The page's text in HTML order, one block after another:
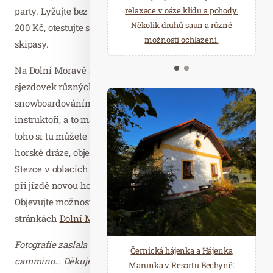
party. Lyžujte bez limitu celý den za openingovou cenu
200 Kč, otestujte si nové lyžařské vybavení a zasoutěžte o
skipasy.
Na Dolní Moravě si užijete více než 10 kilometrů
sjezdovek různých obtížností. S lyžováním a
snowboardováním pomohou speciálně vyškolení
instruktoři, a to malým i velkým začátečníkům. Kromě
toho si tu můžete vyzkoušet jízdu na nové Mamutí
horské dráze, objevovat zasněženou krajinu můžete na
Stezce v oblacích a zažít neobvyklé chvíle můžete třeba
při jízdě novou horskou rolbou. Dopřejte si hory zážitků!
Objevujte možnosti na webu
wellness hotelu Vista a na
stránkách Dolní Moravy .
Fotografie zaslala Dagmar Kutilová, PR consultant
cammino… Děkujeme.
relaxace v oáze klidu a pohody.
Několik druhů saun a různé
možnosti ochlazení.
starostí všedních dnů a přijeďte
načerpat novou energii do
Mariánských Lázní.
Černická hájenka a Hájenka
Marunka v Resortu Bechyně: